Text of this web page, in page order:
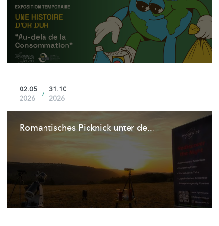
02.05
2026
/
31.10
2026
Romantisches Picknick unter de...